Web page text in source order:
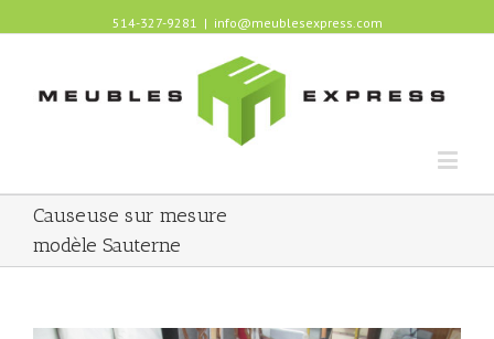
514-327-9281 | info@meublesexpress.com
Causeuse sur mesure
modèle Sauterne